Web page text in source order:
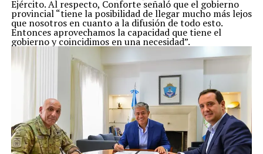
Ejército. Al respecto, Conforte señaló que el gobierno
provincial “tiene la posibilidad de llegar mucho más lejos
que nosotros en cuanto a la difusión de todo esto.
Entonces aprovechamos la capacidad que tiene el
gobierno y coincidimos en una necesidad”.